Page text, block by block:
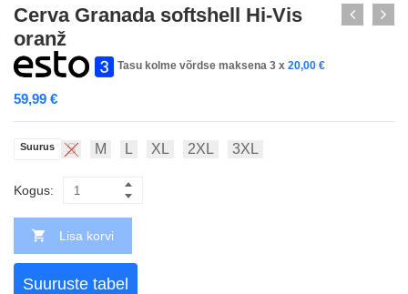
Cerva Granada softshell Hi-Vis
oranž
Tasu kolme võrdse maksena 3 x 20,00 €
59,99 €
Suurus S M L XL 2XL 3XL
Kogus:
Lisa korvi
Suuruste tabel